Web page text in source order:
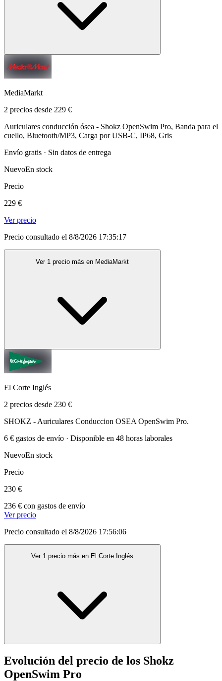
MediaMarkt
2 precios desde 229 €
Auriculares conducción ósea - Shokz OpenSwim Pro, Banda para el
cuello, Bluetooth/MP3, Carga por USB-C, IP68, Gris
Envío gratis · Sin datos de entrega
NuevoEn stock
Precio
229 €
Ver precio
Precio consultado el 8/8/2026 17:35:17
Ver 1 precio más en MediaMarkt
El Corte Inglés
2 precios desde 230 €
SHOKZ - Auriculares Conduccion OSEA OpenSwim Pro.
6 € gastos de envío · Disponible en 48 horas laborales
NuevoEn stock
Precio
230 €
236 € con gastos de envío
Ver precio
Precio consultado el 8/8/2026 17:56:06
Ver 1 precio más en El Corte Inglés
Evolución del precio de los Shokz
OpenSwim Pro